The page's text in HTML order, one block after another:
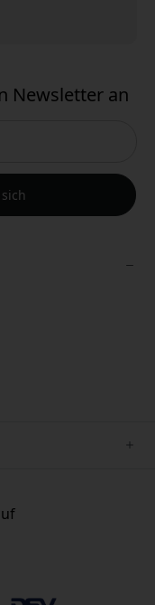
Newsletter an